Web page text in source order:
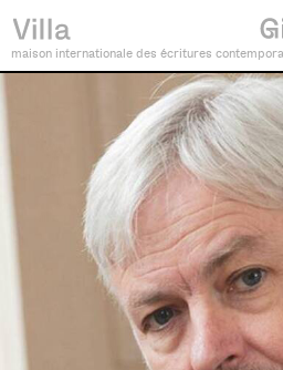
maison internationale des écritures